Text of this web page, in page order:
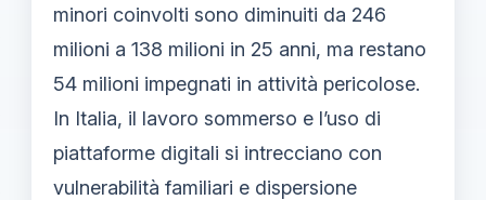
minori coinvolti sono diminuiti da 246
milioni a 138 milioni in 25 anni, ma restano
54 milioni impegnati in attività pericolose.
In Italia, il lavoro sommerso e l’uso di
piattaforme digitali si intrecciano con
vulnerabilità familiari e dispersione